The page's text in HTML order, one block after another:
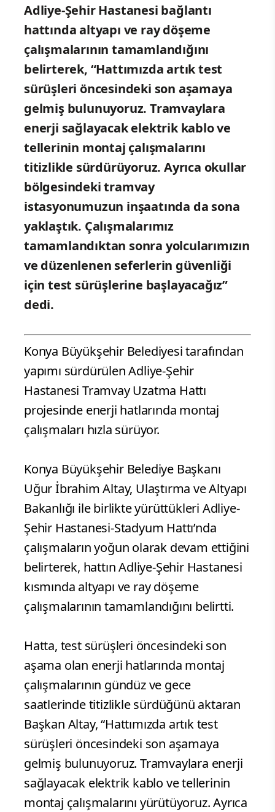
Adliye-Şehir Hastanesi bağlantı
hattında altyapı ve ray döşeme
çalışmalarının tamamlandığını
belirterek, “Hattımızda artık test
sürüşleri öncesindeki son aşamaya
gelmiş bulunuyoruz. Tramvaylara
enerji sağlayacak elektrik kablo ve
tellerinin montaj çalışmalarını
titizlikle sürdürüyoruz. Ayrıca okullar
bölgesindeki tramvay
istasyonumuzun inşaatında da sona
yaklaştık. Çalışmalarımız
tamamlandıktan sonra yolcularımızın
ve düzenlenen seferlerin güvenliği
için test sürüşlerine başlayacağız”
dedi.
Konya Büyükşehir Belediyesi tarafından
yapımı sürdürülen Adliye-Şehir
Hastanesi Tramvay Uzatma Hattı
projesinde enerji hatlarında montaj
çalışmaları hızla sürüyor.
Konya Büyükşehir Belediye Başkanı
Uğur İbrahim Altay, Ulaştırma ve Altyapı
Bakanlığı ile birlikte yürüttükleri Adliye-
Şehir Hastanesi-Stadyum Hattı’nda
çalışmaların yoğun olarak devam ettiğini
belirterek, hattın Adliye-Şehir Hastanesi
kısmında altyapı ve ray döşeme
çalışmalarının tamamlandığını belirtti.
Hatta, test sürüşleri öncesindeki son
aşama olan enerji hatlarında montaj
çalışmalarının gündüz ve gece
saatlerinde titizlikle sürdüğünü aktaran
Başkan Altay, “Hattımızda artık test
sürüşleri öncesindeki son aşamaya
gelmiş bulunuyoruz. Tramvaylara enerji
sağlayacak elektrik kablo ve tellerinin
montaj çalışmalarını yürütüyoruz. Ayrıca